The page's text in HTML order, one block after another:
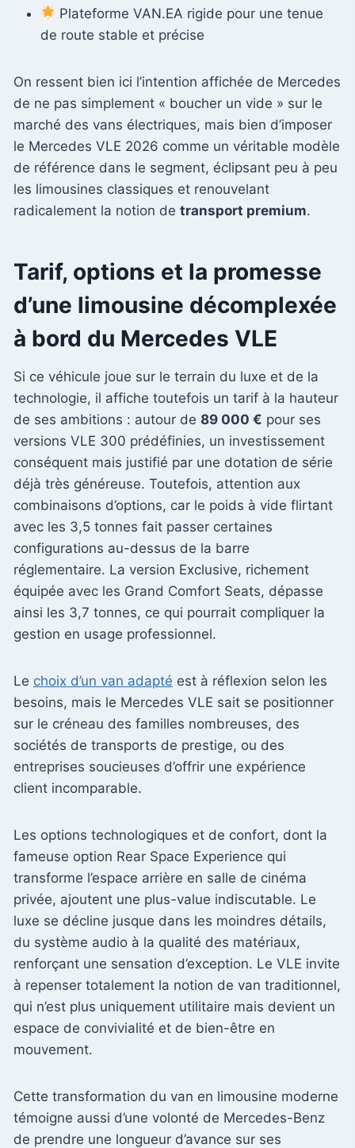
Plateforme VAN.EA rigide pour une tenue
de route stable et précise
On ressent bien ici l’intention affichée de Mercedes
de ne pas simplement « boucher un vide » sur le
marché des vans électriques, mais bien d’imposer
le Mercedes VLE 2026 comme un véritable modèle
de référence dans le segment, éclipsant peu à peu
les limousines classiques et renouvelant
radicalement la notion de transport premium.
Tarif, options et la promesse
d’une limousine décomplexée
à bord du Mercedes VLE
Si ce véhicule joue sur le terrain du luxe et de la
technologie, il affiche toutefois un tarif à la hauteur
de ses ambitions : autour de 89 000 € pour ses
versions VLE 300 prédéfinies, un investissement
conséquent mais justifié par une dotation de série
déjà très généreuse. Toutefois, attention aux
combinaisons d’options, car le poids à vide flirtant
avec les 3,5 tonnes fait passer certaines
configurations au-dessus de la barre
réglementaire. La version Exclusive, richement
équipée avec les Grand Comfort Seats, dépasse
ainsi les 3,7 tonnes, ce qui pourrait compliquer la
gestion en usage professionnel.
Le choix d’un van adapté est à réflexion selon les
besoins, mais le Mercedes VLE sait se positionner
sur le créneau des familles nombreuses, des
sociétés de transports de prestige, ou des
entreprises soucieuses d’offrir une expérience
client incomparable.
Les options technologiques et de confort, dont la
fameuse option Rear Space Experience qui
transforme l’espace arrière en salle de cinéma
privée, ajoutent une plus-value indiscutable. Le
luxe se décline jusque dans les moindres détails,
du système audio à la qualité des matériaux,
renforçant une sensation d’exception. Le VLE invite
à repenser totalement la notion de van traditionnel,
qui n’est plus uniquement utilitaire mais devient un
espace de convivialité et de bien-être en
mouvement.
Cette transformation du van en limousine moderne
témoigne aussi d’une volonté de Mercedes-Benz
de prendre une longueur d’avance sur ses